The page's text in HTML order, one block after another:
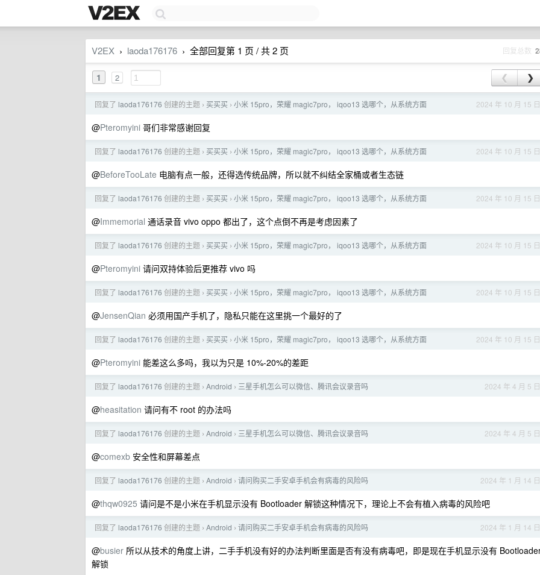
V2EX › laoda176176 › 全部回复第 1 页 / 共 2 页 回复总数
1 2 ❮ ❯
2024 年 10 月 15 日
回复了 laoda176176 创建的主题 › 买买买 › 小米 15pro，荣耀 magic7pro， iqoo13 选哪个，从系统方面
@Pteromyini 哥们非常感谢回复
2024 年 10 月 15 日
回复了 laoda176176 创建的主题 › 买买买 › 小米 15pro，荣耀 magic7pro， iqoo13 选哪个，从系统方面
@BeforeTooLate 电脑有点一般，还得选传统品牌，所以就不纠结全家桶或者生态链
2024 年 10 月 15 日
回复了 laoda176176 创建的主题 › 买买买 › 小米 15pro，荣耀 magic7pro， iqoo13 选哪个，从系统方面
@Immemorial 通话录音 vivo oppo 都出了，这个点倒不再是考虑因素了
2024 年 10 月 15 日
回复了 laoda176176 创建的主题 › 买买买 › 小米 15pro，荣耀 magic7pro， iqoo13 选哪个，从系统方面
@Pteromyini 请问双持体验后更推荐 vivo 吗
2024 年 10 月 15 日
回复了 laoda176176 创建的主题 › 买买买 › 小米 15pro，荣耀 magic7pro， iqoo13 选哪个，从系统方面
@JensenQian 必须用国产手机了，隐私只能在这里挑一个最好的了
2024 年 10 月 15 日
回复了 laoda176176 创建的主题 › 买买买 › 小米 15pro，荣耀 magic7pro， iqoo13 选哪个，从系统方面
@Pteromyini 能差这么多吗，我以为只是 10%-20%的差距
2024 年 4 月 5 日
回复了 laoda176176 创建的主题 › Android › 三星手机怎么可以微信、腾讯会议录音吗
@heasitation 请问有不 root 的办法吗
2024 年 4 月 5 日
回复了 laoda176176 创建的主题 › Android › 三星手机怎么可以微信、腾讯会议录音吗
@comexb 安全性和屏幕差点
2024 年 1 月 14 日
回复了 laoda176176 创建的主题 › Android › 请问购买二手安卓手机会有病毒的风险吗
@thqw0925 请问是不是小米在手机显示没有 Bootloader 解锁这种情况下，理论上不会有植入病毒的风险吧
2024 年 1 月 14 日
回复了 laoda176176 创建的主题 › Android › 请问购买二手安卓手机会有病毒的风险吗
@busier 所以从技术的角度上讲，二手手机没有好的办法判断里面是否有没有病毒吧，即是现在手机显示没有
解锁